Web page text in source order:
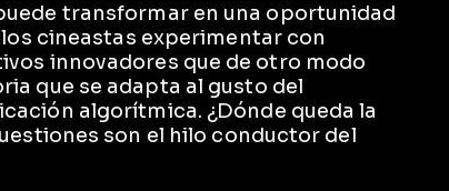
transformar en una oportunidad
cineastas experimentar con
innovadores que de otro modo
que se adapta al gusto del
algorítmica. ¿Dónde queda la
son el hilo conductor del